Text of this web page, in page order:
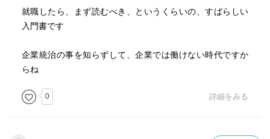
☆☆☆☆☆☆☆ おすすめ度
☆☆☆☆☆☆☆ 文章
☆☆☆☆☆☆☆ メッセージ性
共感度（空振り三振・一部・参った！）
読書の速度（時間がかかった・普通・一気に読んだ）
［ 関連図書 ］
就職したら、まず読むべき、というくらいの、すばらしい
入門書です
企業統治の事を知らずして、企業では働けない時代ですか
らね
0 詳細をみる